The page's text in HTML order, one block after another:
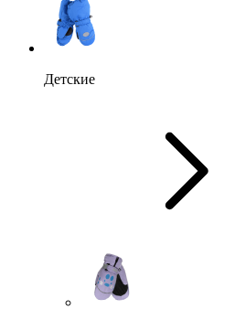
Детские